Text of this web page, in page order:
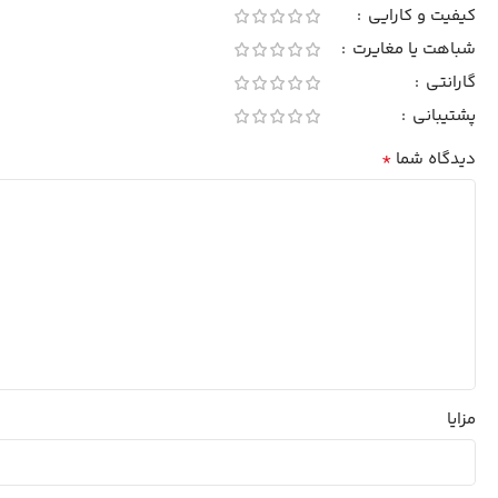
کیفیت و کارایی
شباهت یا مغایرت
گارانتی
پشتیبانی
دیدگاه شما *
مزایا